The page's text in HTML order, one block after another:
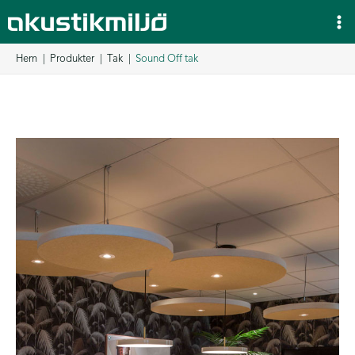
till
innehåll
Hem Produkter Tak Sound Off tak